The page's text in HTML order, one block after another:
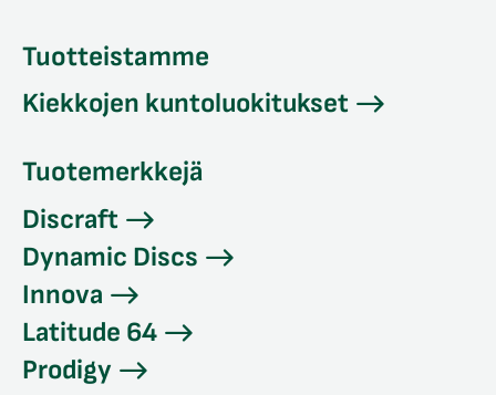
Tuotteistamme
Kiekkojen kuntoluokitukset
Tuotemerkkejä
Discraft
Dynamic Discs
Innova
Latitude 64
Prodigy